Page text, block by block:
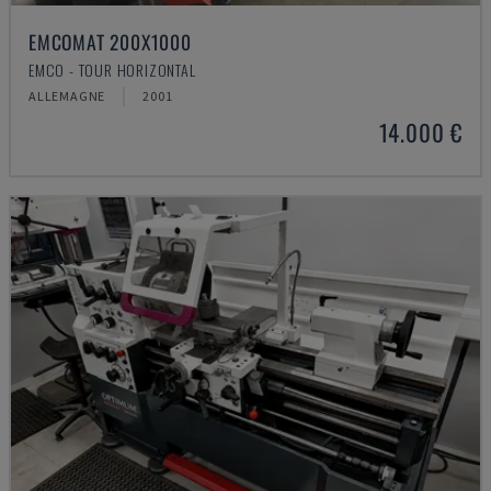
EMCOMAT 200X1000
EMCO - TOUR HORIZONTAL
ALLEMAGNE 2001
14.000 €